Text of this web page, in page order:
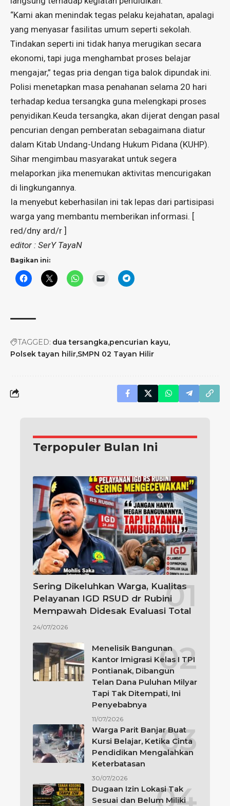
“Kami akan menindak tegas pelaku kejahatan, apalagi
yang menyasar fasilitas umum seperti sekolah.
Tindakan seperti ini tidak hanya merugikan secara
ekonomi, tapi juga menghambat proses belajar
mengajar,” tegas pria dengan tiga balok dipundak ini.
Polisi menetapkan masa penahanan selama 20 hari
terhadap kedua tersangka guna melengkapi proses
penyidikan.Keuda tersangka, akan dijerat dengan pasal
pencurian dengan pemberatan sebagaimana diatur
dalam Kitab Undang-Undang Hukum Pidana (KUHP).
Sihar mengimbau masyarakat untuk segera
melaporkan jika menemukan aktivitas mencurigakan
di lingkungannya.
Ia menyebut keberhasilan ini tak lepas dari partisipasi
warga yang membantu memberikan informasi. [
red/dny ard/r ]
editor : SerY TayaN
Bagikan ini:
TAGGED: dua tersangka pencurian kayu
Polsek tayan hilir SMPN 02 Tayan Hilir
Terpopuler Bulan Ini
Sering Dikeluhkan Warga, Kualitas
Pelayanan IGD RSUD dr Rubini
Mempawah Didesak Evaluasi Total
24/07/2026
Menelisik Bangunan
Kantor Imigrasi Kelas I TPI
Pontianak, Dibangun
Telan Dana Puluhan Milyar
Tapi Tak Ditempati, Ini
Penyebabnya
11/07/2026
Warga Parit Banjar Buat
Kursi Belajar, Ketika Cinta
Pendidikan Mengalahkan
Keterbatasan
30/07/2026
Dugaan Izin Lokasi Tak
Sesuai dan Belum Miliki